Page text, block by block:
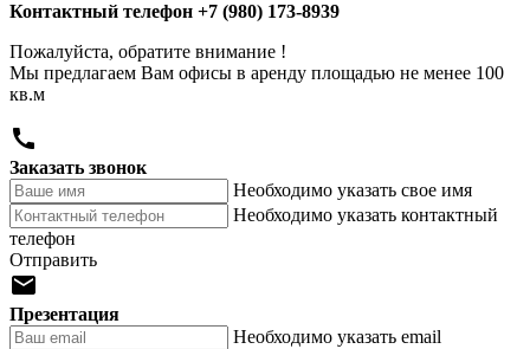
Контактный телефон +7 (980) 173-8939
Пожалуйста, обратите внимание !
Мы предлагаем Вам офисы в аренду площадью не менее 100
кв.м

Заказать звонок
Необходимо указать свое имя
Необходимо указать контактный
телефон
Отправить

Презентация
Необходимо указать email